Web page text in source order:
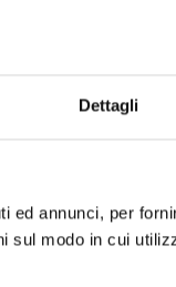
Dettagli
ed annunci, per
sul modo in cui